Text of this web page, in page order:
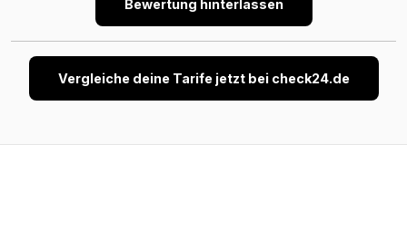
Bewertung hinterlassen
Vergleiche deine Tarife jetzt bei check24.de